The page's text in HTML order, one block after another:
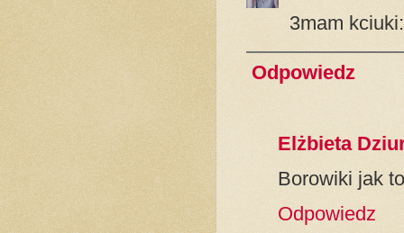
3mam
Odpowiedz
Elżbieta
Borowiki jak
Odpowiedz